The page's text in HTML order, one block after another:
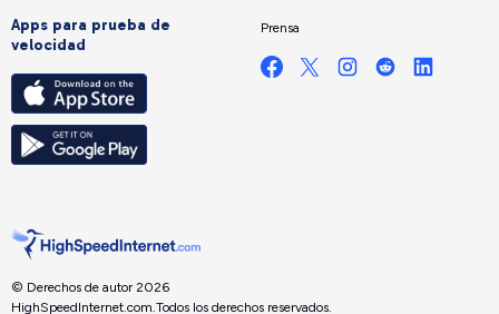
Apps para prueba de
velocidad
Prensa
© Derechos de autor 2026
HighSpeedInternet.com. Todos los derechos reservados.